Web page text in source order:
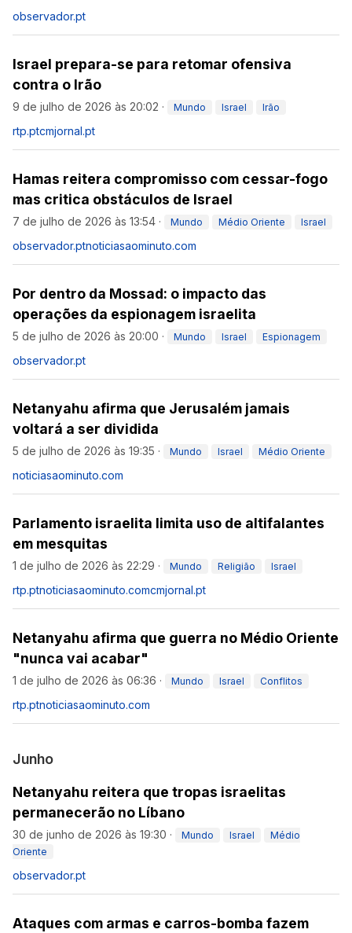
observador.pt
Israel prepara-se para retomar ofensiva
contra o Irão
9 de julho de 2026 às 20:02 · Mundo Israel Irão
rtp.ptcmjornal.pt
Hamas reitera compromisso com cessar-fogo
mas critica obstáculos de Israel
7 de julho de 2026 às 13:54 · Mundo Médio Oriente Israel
observador.ptnoticiasaominuto.com
Por dentro da Mossad: o impacto das
operações da espionagem israelita
5 de julho de 2026 às 20:00 · Mundo Israel Espionagem
observador.pt
Netanyahu afirma que Jerusalém jamais
voltará a ser dividida
5 de julho de 2026 às 19:35 · Mundo Israel Médio Oriente
noticiasaominuto.com
Parlamento israelita limita uso de altifalantes
em mesquitas
1 de julho de 2026 às 22:29 · Mundo Religião Israel
rtp.ptnoticiasaominuto.comcmjornal.pt
Netanyahu afirma que guerra no Médio Oriente
"nunca vai acabar"
1 de julho de 2026 às 06:36 · Mundo Israel Conflitos
rtp.ptnoticiasaominuto.com
Junho
Netanyahu reitera que tropas israelitas
permanecerão no Líbano
30 de junho de 2026 às 19:30 · Mundo Israel
Médio
Oriente
observador.pt
Ataques com armas e carros-bomba fazem